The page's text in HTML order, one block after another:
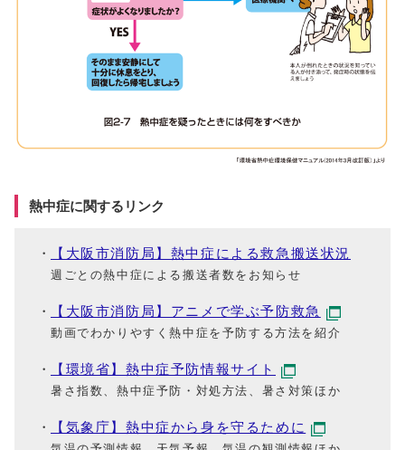
熱中症に関するリンク
【大阪市消防局】熱中症による救急搬送状況
週ごとの熱中症による搬送者数をお知らせ
【大阪市消防局】アニメで学ぶ予防救急
動画でわかりやすく熱中症を予防する方法を紹介
【環境省】熱中症予防情報サイト
暑さ指数、熱中症予防・対処方法、暑さ対策ほか
【気象庁】熱中症から身を守るために